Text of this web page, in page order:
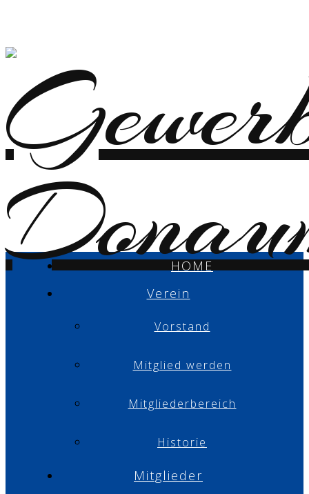
HOME
Verein
Vorstand
Mitglied werden
Mitgliederbereich
Historie
Mitglieder